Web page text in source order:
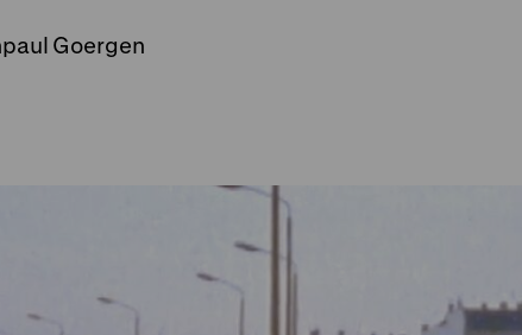
Goergen